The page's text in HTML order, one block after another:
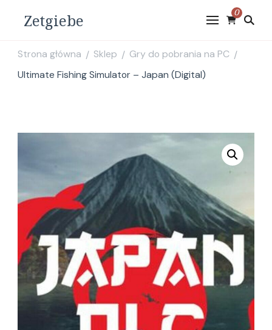
Zetgiebe 0
Strona główna / Sklep / Gry do pobrania na PC /
Ultimate Fishing Simulator – Japan (Digital)